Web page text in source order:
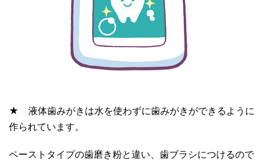
★ 液体歯みがきは水を使わずに歯みがきができるように
作られています。
ペーストタイプの歯磨き粉と違い、歯ブラシにつけるので